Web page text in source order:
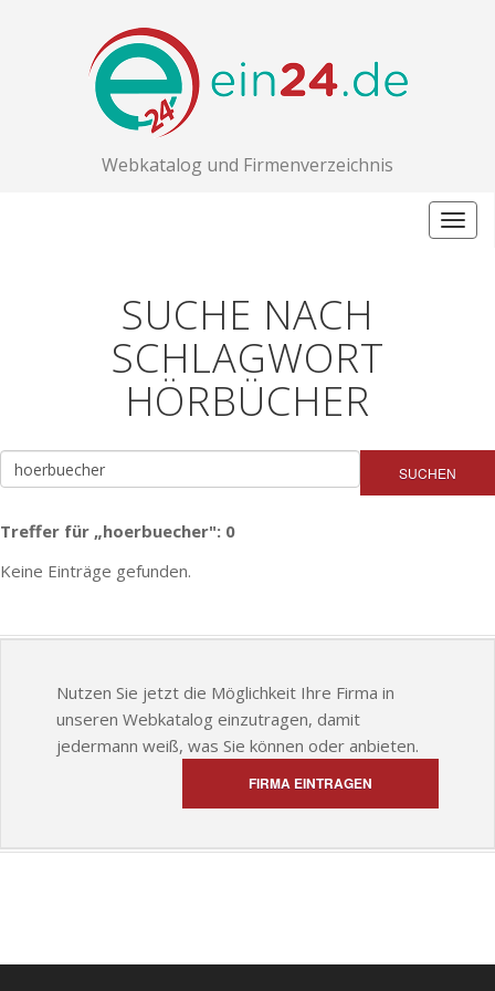
Webkatalog und Firmenverzeichnis
SUCHE NACH
SCHLAGWORT
HÖRBÜCHER
SUCHEN
Treffer für „hoerbuecher": 0
Keine Einträge gefunden.
Nutzen Sie jetzt die Möglichkeit Ihre Firma in
unseren Webkatalog einzutragen, damit
jedermann weiß, was Sie können oder anbieten.
FIRMA EINTRAGEN